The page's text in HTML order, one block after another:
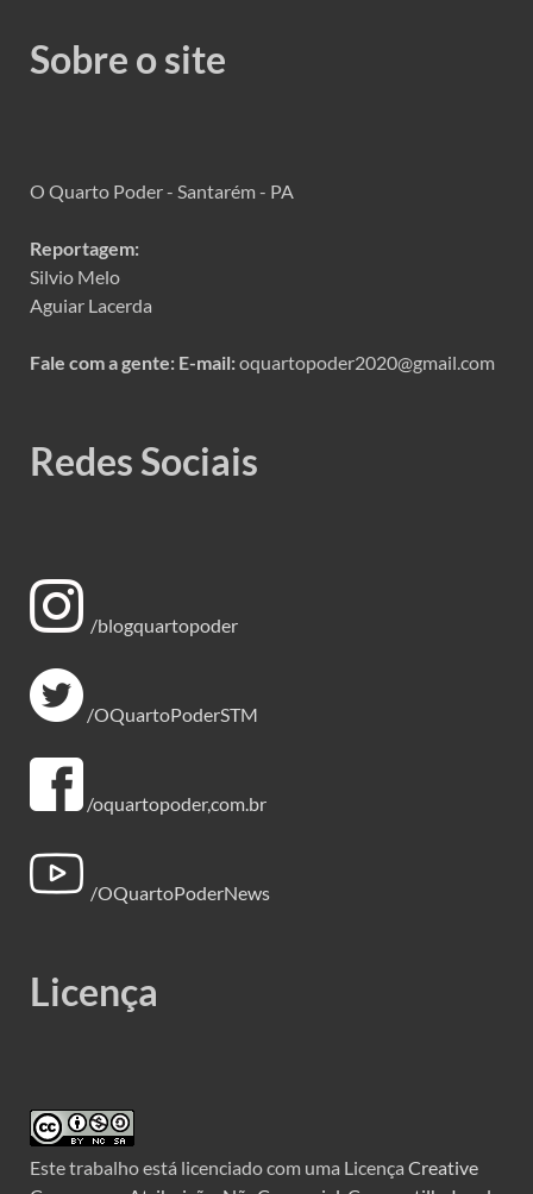
Sobre o site
O Quarto Poder - Santarém - PA
Reportagem:
Silvio Melo
Aguiar Lacerda
Fale com a gente: E-mail:oquartopoder2020@gmail.com
Redes Sociais
/blogquartopoder
/OQuartoPoderSTM
/oquartopoder,com.br
/OQuartoPoderNews
Licença
Este trabalho está licenciado com uma Licença Creative